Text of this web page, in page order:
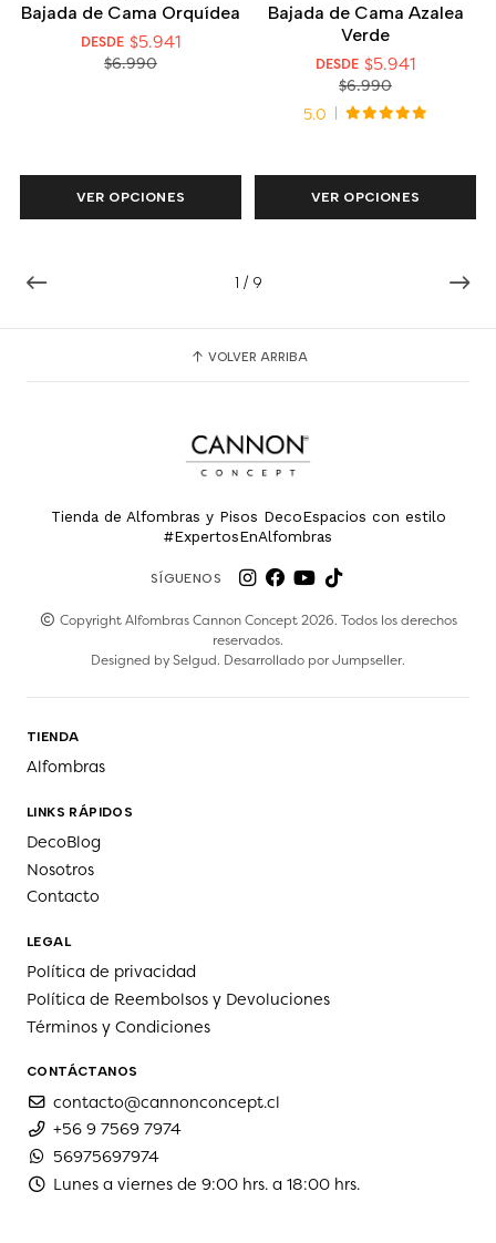
1 / 9
Bajada de Cama Orquídea
DESDE $5.941
$6.990
VER OPCIONES
Bajada de Cama Azalea
Verde
DESDE $5.941
$6.990
5.0
VER OPCIONES
VOLVER ARRIBA
Tienda de Alfombras y Pisos DecoEspacios con estilo
#ExpertosEnAlfombras
SÍGUENOS
Copyright Alfombras Cannon Concept 2026. Todos los derechos
reservados.
Designed bySelgud. Desarrollado porJumpseller.
TIENDA
Alfombras
LINKS RÁPIDOS
DecoBlog
Nosotros
Contacto
LEGAL
Política de privacidad
Política de Reembolsos y Devoluciones
Términos y Condiciones
CONTÁCTANOS
contacto@cannonconcept.cl
+56 9 7569 7974
56975697974
Lunes a viernes de 9:00 hrs. a 18:00 hrs.